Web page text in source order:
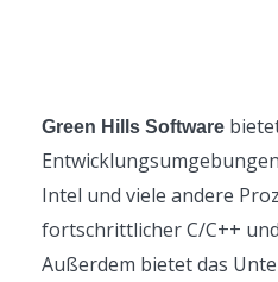
Green Hills Software
Intel und viele andere
fortschrittlicher C/C++
Außerdem bietet das